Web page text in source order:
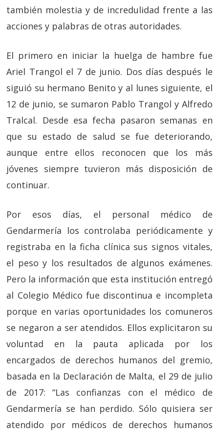
también molestia y de incredulidad frente a las
acciones y palabras de otras autoridades.
El primero en iniciar la huelga de hambre fue
Ariel Trangol el 7 de junio. Dos días después le
siguió su hermano Benito y al lunes siguiente, el
12 de junio, se sumaron Pablo Trangol y Alfredo
Tralcal. Desde esa fecha pasaron semanas en
que su estado de salud se fue deteriorando,
aunque entre ellos reconocen que los más
jóvenes siempre tuvieron más disposición de
continuar.
Por esos días, el personal médico de
Gendarmería los controlaba periódicamente y
registraba en la ficha clínica sus signos vitales,
el peso y los resultados de algunos exámenes.
Pero la información que esta institución entregó
al Colegio Médico fue discontinua e incompleta
porque en varias oportunidades los comuneros
se negaron a ser atendidos. Ellos explicitaron su
voluntad en la pauta aplicada por los
encargados de derechos humanos del gremio,
basada en la Declaración de Malta, el 29 de julio
de 2017: “Las confianzas con el médico de
Gendarmería se han perdido. Sólo quisiera ser
atendido por médicos de derechos humanos